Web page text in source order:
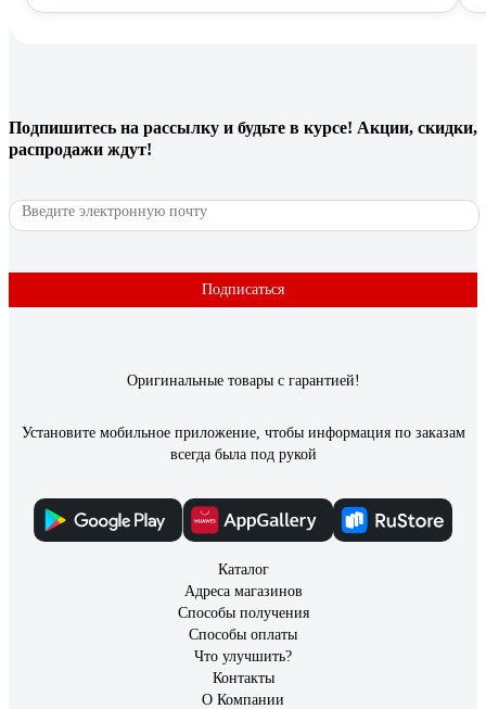
Подпишитесь на рассылку и будьте в курсе! Акции, скидки,
распродажи ждут!
Подписаться
Оригинальные товары с гарантией!
Установите мобильное приложение, чтобы информация по заказам
всегда была под рукой
Каталог
Адреса магазинов
Способы получения
Способы оплаты
Что улучшить?
Контакты
О Компании